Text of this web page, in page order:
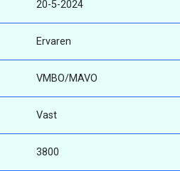
20-5-2024
Ervaren
VMBO/MAVO
Vast
3800